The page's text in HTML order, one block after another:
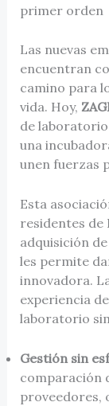
primer orden
Las nuevas
encuentran
camino para
vida. Hoy,
de
una
unen fuerzas
Esta
residentes de
adquisición
les permite
innovadora.
experiencia
laboratorio
Gestión sin
comparación
proveedores,